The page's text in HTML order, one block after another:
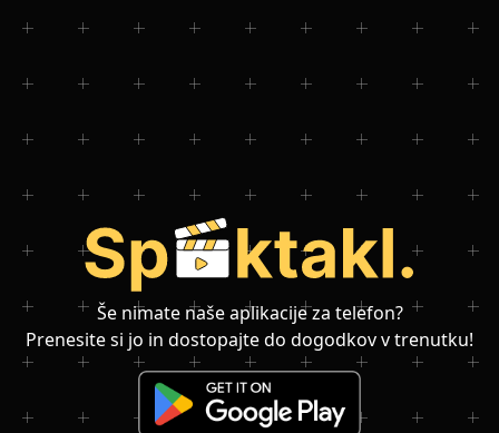
Še nimate naše aplikacije za telefon?
Prenesite si jo in dostopajte do dogodkov v trenutku!